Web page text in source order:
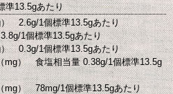
準13.5gあたり
2.6g/1個標準13.5gあたり
1個標準13.5gあたり
0.3g/1個標準13.5gあたり
mg） 食塩相当量 0.38g/1個標準13.5g
mg） 78mg/1個標準13.5gあたり